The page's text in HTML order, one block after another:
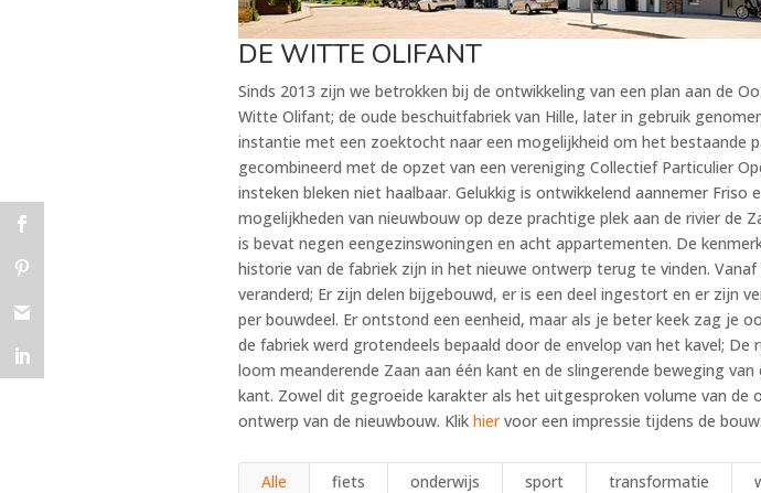
DE WITTE OLIFANT
Sinds 2013 zijn we betrokken bij de ontwikkeling van een plan aan de
Witte Olifant; de oude beschuitfabriek van Hille, later in gebruik
instantie met een zoektocht naar een mogelijkheid om het bestaande
gecombineerd met de opzet van een vereniging Collectief Particulier
insteken bleken niet haalbaar. Gelukkig is ontwikkelend aannemer
mogelijkheden van nieuwbouw op deze prachtige plek aan de rivier de
is bevat negen eengezinswoningen en acht appartementen. De
historie van de fabriek zijn in het nieuwe ontwerp terug te vinden. Vanaf
veranderd; Er zijn delen bijgebouwd, er is een deel ingestort en er zijn
per bouwdeel. Er ontstond een eenheid, maar als je beter keek zag je
de fabriek werd grotendeels bepaald door de envelop van het kavel; De
loom meanderende Zaan aan één kant en de slingerende beweging
kant. Zowel dit gegroeide karakter als het uitgesproken volume van de
ontwerp van de nieuwbouw. Klik hiervoor een impressie tijdens de bouw.
Alle fiets onderwijs sport transformatie